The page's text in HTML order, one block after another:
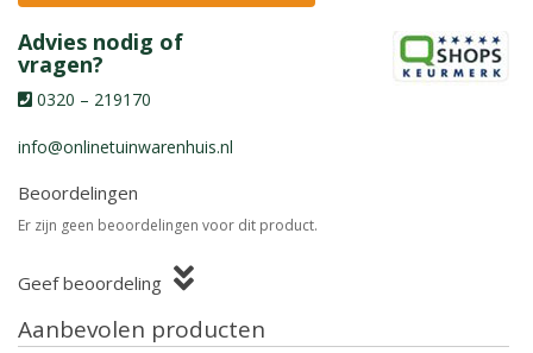
Advies nodig of
vragen?
0320 – 219170
info@onlinetuinwarenhuis.nl
Beoordelingen
Er zijn geen beoordelingen voor dit product.
Geef beoordeling
Aanbevolen producten